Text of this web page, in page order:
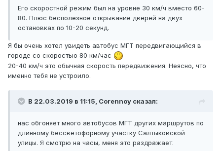
Его скоростной режим был на уровне 30 км/ч вместо 60-
80. Плюс бесполезное открывание дверей на двух
остановках по 10-20 секунд.
Я бы очень хотел увидеть автобус МГТ передвигающийся в
городе со скоростью 80 км/час
20-40 км/ч это обычная скорость передвижения. Неясно, что
именно тебя не устроило.
В 22.03.2019 в 11:15, Corennoy сказал:
нас обгоняет много автобусов МГТ других маршрутов по
длинному бессветофорному участку Салтыковской
улицы. Я смотрю на часы, меня это раздражает.